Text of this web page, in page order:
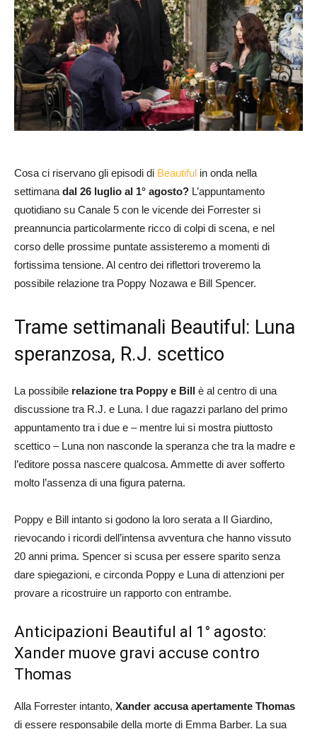
Cosa ci riservano gli episodi di Beautiful in onda nella
settimanadal 26 luglio al 1° agosto? L’appuntamento
quotidiano su Canale 5 con le vicende dei Forrester si
preannuncia particolarmente ricco di colpi di scena, e nel
corso delle prossime puntate assisteremo a momenti di
fortissima tensione. Al centro dei riflettori troveremo la
possibile relazione tra Poppy Nozawa e Bill Spencer.
Trame settimanali Beautiful: Luna
speranzosa, R.J. scettico
La possibile relazione tra Poppy e Bill
è al centro di una
discussione tra R.J. e Luna. I due ragazzi parlano del primo
appuntamento tra i due e – mentre lui si mostra piuttosto
scettico – Luna non nasconde la speranza che tra la madre e
l’editore possa nascere qualcosa. Ammette di aver sofferto
molto l’assenza di una figura paterna.
Poppy e Bill intanto si godono la loro serata a Il Giardino,
rievocando i ricordi dell’intensa avventura che hanno vissuto
20 anni prima. Spencer si scusa per essere sparito senza
dare spiegazioni, e circonda Poppy e Luna di attenzioni per
provare a ricostruire un rapporto con entrambe.
Anticipazioni Beautiful al 1° agosto:
Xander muove gravi accuse contro
Thomas
Alla Forrester intanto, Xander accusa apertamente Thomas
di essere responsabile della morte di Emma Barber. La sua